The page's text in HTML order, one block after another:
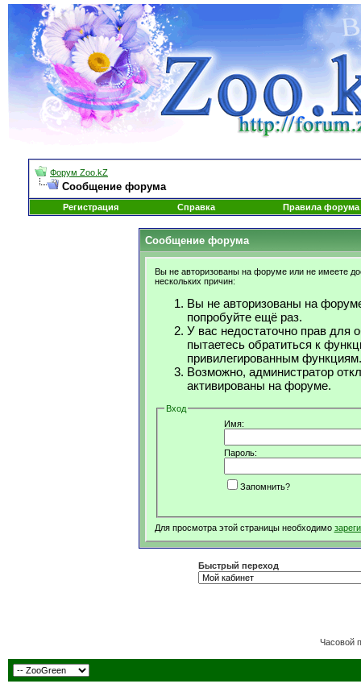
Форум Zoo.kZ
Сообщение форума
Регистрация Справка Правила форума
Сообщение форума
Вы не авторизованы на форуме или не имеете
нескольких причин:
Вы не авторизованы на
попробуйте ещё раз.
У вас недостаточно прав для
пытаетесь обратиться к
привилегированным функциям.
Возможно, администратор
активированы на форуме.
Вход
Имя:
Пароль:
Запомнить?
Для просмотра этой страницы необходимо
Быстрый переход
Часовой